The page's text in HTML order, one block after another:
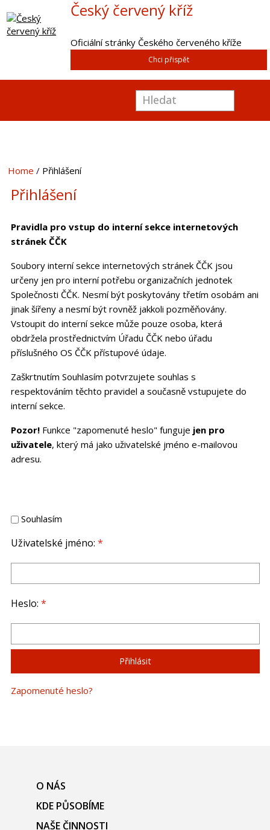
Český červený kříž
Oficiální stránky Českého červeného kříže
Chci přispět
Home Přihlášení
Přihlášení
Pravidla pro vstup do interní sekce internetových
stránek ČČK
Soubory interní sekce internetových stránek ČČK jsou
určeny jen pro interní potřebu organizačních jednotek
Společnosti ČČK. Nesmí být poskytovány třetím osobám ani
jinak šířeny a nesmí být rovněž jakkoli pozměňovány.
Vstoupit do interní sekce může pouze osoba, která
obdržela prostřednictvím Úřadu ČČK nebo úřadu
příslušného OS ČČK přístupové údaje.
Zaškrtnutím Souhlasím potvrzujete souhlas s
respektováním těchto pravidel a současně vstupujete do
interní sekce.
Pozor!Funkce "zapomenuté heslo" funguje jen pro
uživatele, který má jako uživatelské jméno e-mailovou
adresu.
Souhlasím
Uživatelské jméno: *
Heslo: *
Zapomenuté heslo?
O NÁS
KDE PŮSOBÍME
NAŠE ČINNOSTI